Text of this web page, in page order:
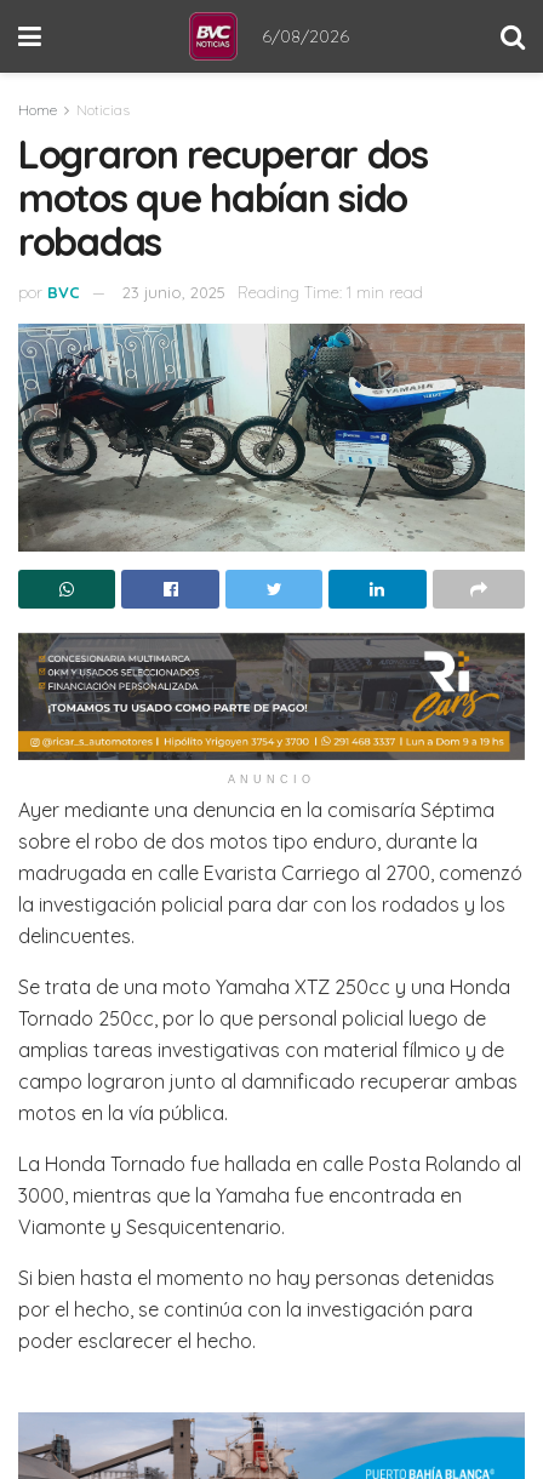
6/08/2026
Home Noticias
Lograron recuperar dos
motos que habían sido
robadas
por BVC 23 junio, 2025 Reading Time: 1 min read
ANUNCIO
Ayer mediante una denuncia en la comisaría Séptima
sobre el robo de dos motos tipo enduro, durante la
madrugada en calle Evarista Carriego al 2700, comenzó
la investigación policial para dar con los rodados y los
delincuentes.
Se trata de una moto Yamaha XTZ 250cc y una Honda
Tornado 250cc, por lo que personal policial luego de
amplias tareas investigativas con material fílmico y de
campo lograron junto al damnificado recuperar ambas
motos en la vía pública.
La Honda Tornado fue hallada en calle Posta Rolando al
3000, mientras que la Yamaha fue encontrada en
Viamonte y Sesquicentenario.
Si bien hasta el momento no hay personas detenidas
por el hecho, se continúa con la investigación para
poder esclarecer el hecho.